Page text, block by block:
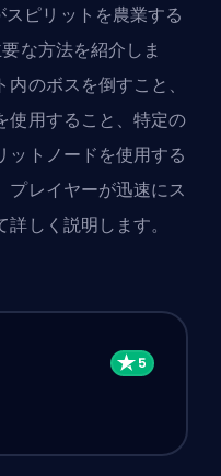
ピリットを農業する
な方法を紹介しま
のボスを倒すこと、
使用すること、特定の
ットノードを使用する
プレイヤーが迅速にス
しく説明します。